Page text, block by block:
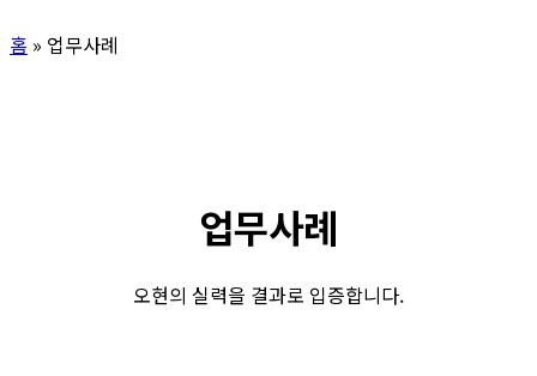
홈 » 업무사례
업무사례
오현의 실력을 결과로 입증합니다.